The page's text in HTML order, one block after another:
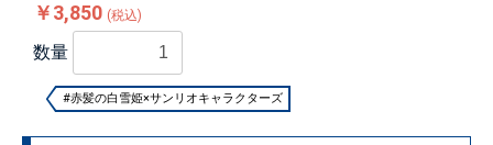
￥3,850 (税込)
数量
#赤髪の白雪姫×サンリオキャラクターズ